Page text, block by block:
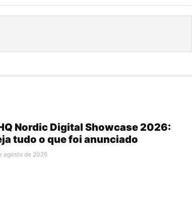
Nordic Digital Showcase 2026:
tudo o que foi anunciado
agosto de 2026